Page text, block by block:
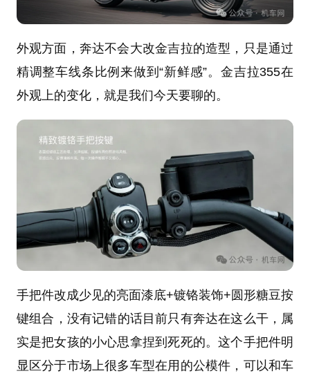
外观方面，奔达不会大改金吉拉的造型，只是通过
精调整车线条比例来做到“新鲜感”。金吉拉355在
外观上的变化，就是我们今天要聊的。
手把件改成少见的亮面漆底+镀铬装饰+圆形糖豆按
键组合 ，没有记错的话目前只有奔达在这么干，属
实是把女孩的小心思拿捏到死死的。这个手把件明
显区分于市场上很多车型在用的公模件，可以和车